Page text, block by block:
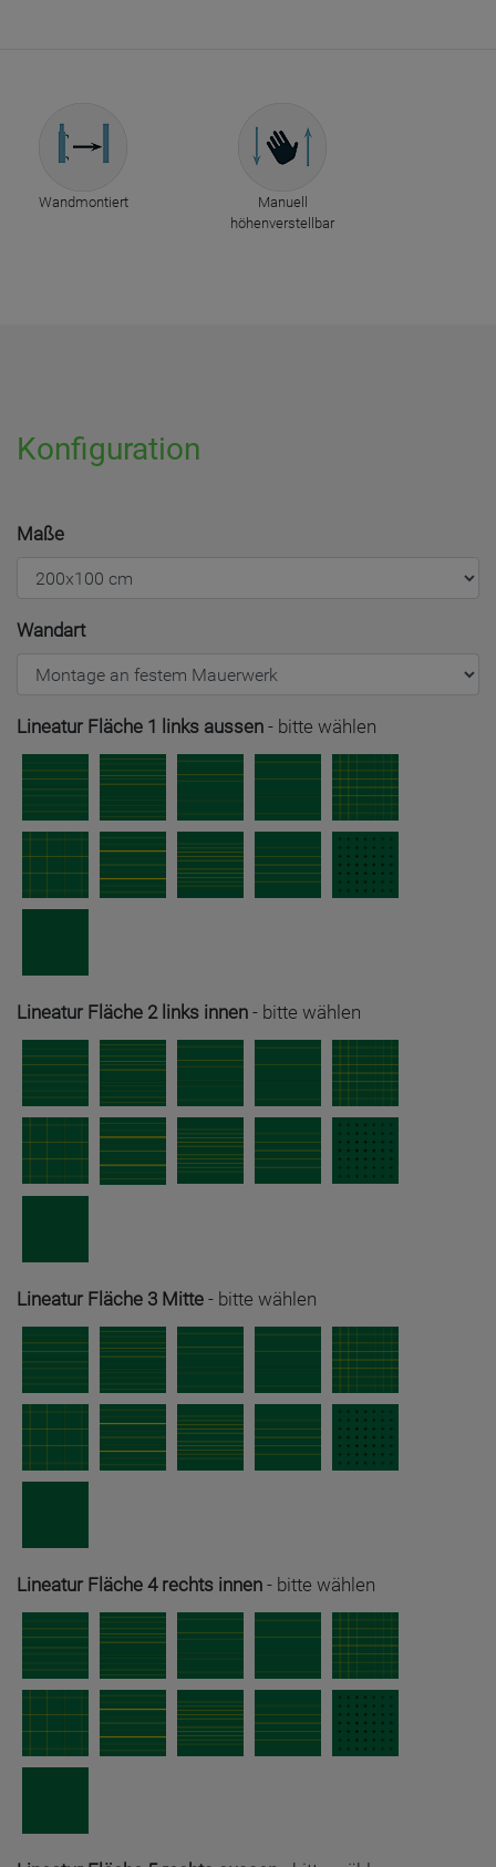
Wandmontiert
Manuell
höhenverstellbar
Konfiguration
Maße
Wandart
Lineatur Fläche 1 links aussen - bitte wählen
Lineatur Fläche 2 links innen - bitte wählen
Lineatur Fläche 3 Mitte - bitte wählen
Lineatur Fläche 4 rechts innen - bitte wählen